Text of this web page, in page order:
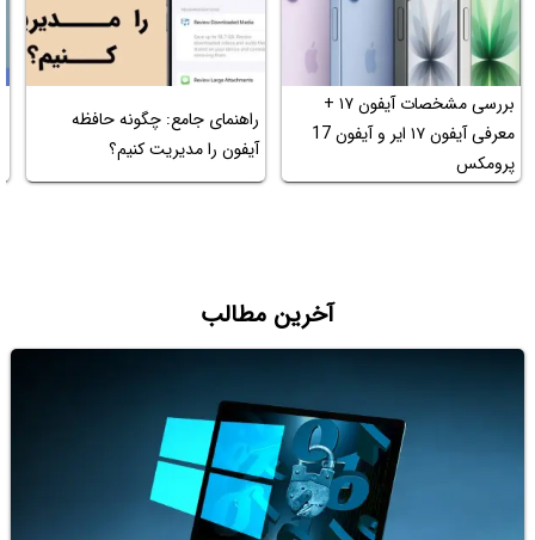
بررسی مشخصات آیفون ۱۷ +
معرفی آیفون ۱۷ ایر و آیفون 17
پرومکس
راهنمای جامع: چگونه حافظه
آیفون را مدیریت کنیم؟
آخرین مطالب